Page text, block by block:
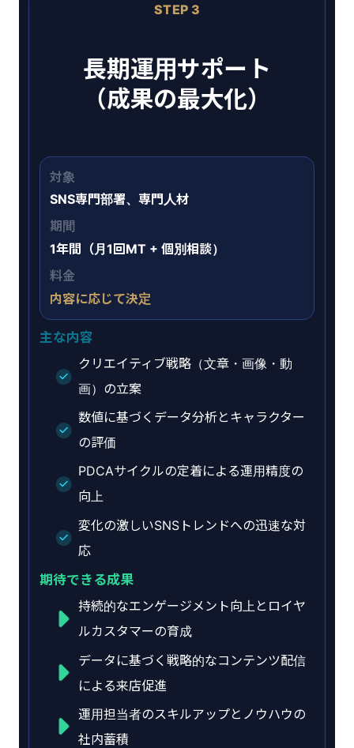
STEP 3
長期運用サポート
（成果の最大化）
対象
SNS専門部署、専門人材
期間
1年間（月1回MT + 個別相談）
料金
内容に応じて決定
主な内容
クリエイティブ戦略（文章・画像・動
画）の立案
数値に基づくデータ分析とキャラクター
の評価
PDCAサイクルの定着による運用精度の
向上
変化の激しいSNSトレンドへの迅速な対
応
期待できる成果
持続的なエンゲージメント向上とロイヤ
ルカスタマーの育成
データに基づく戦略的なコンテンツ配信
による来店促進
運用担当者のスキルアップとノウハウの
社内蓄積